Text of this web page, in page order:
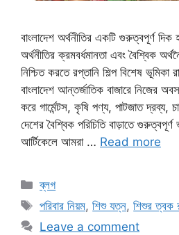
বাংলাদেশ অর্থনীতির একটি গুরুত্বপূর্ণ
অর্থনীতির ক্রমবর্ধমানতা এবং বৈশ্বিক
নিশ্চিত করতে রপ্তানি শিল্প বিশেষ
বাংলাদেশ আন্তর্জাতিক বাজারে নিজের
করে গার্মেন্টস, কৃষি পণ্য, পাটজাত দ্রব্য,
দেশের বৈশ্বিক পরিচিতি বাড়াতে
আর্টিকেলে আমরা … Read more
Categories
ব্লগ
Tags
পরিবার নিয়ম,শিশু যত্ন,শিশুর ত্বক
Leave a comment